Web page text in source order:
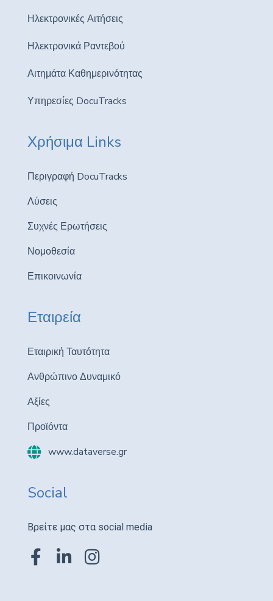
Ηλεκτρονικές Αιτήσεις
Ηλεκτρονικά Ραντεβού
Αιτημάτα Καθημερινότητας
Υπηρεσίες DocuTracks
Χρήσιμα Links
Περιγραφή DocuTracks
Λύσεις
Συχνές Ερωτήσεις
Νομοθεσία
Επικοινωνία
Εταιρεία
Εταιρική Ταυτότητα
Ανθρώπινο Δυναμικό
Αξίες
Προϊόντα
www.dataverse.gr
Social
Βρείτε μας στα social media